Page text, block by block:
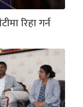
रिहा गर्न